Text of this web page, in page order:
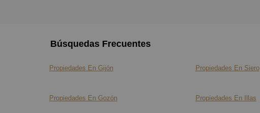
Búsquedas Frecuentes
Propiedades En Gijón Propiedades En Siero
Propiedades En Gozón Propiedades En Illas